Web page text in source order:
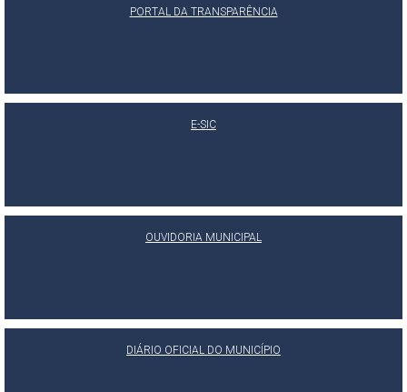
PORTAL DA TRANSPARÊNCIA
E-SIC
OUVIDORIA MUNICIPAL
DIÁRIO OFICIAL DO MUNICÍPIO